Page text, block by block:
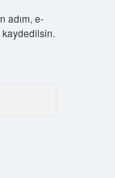
adım, e-
kaydedilsin.